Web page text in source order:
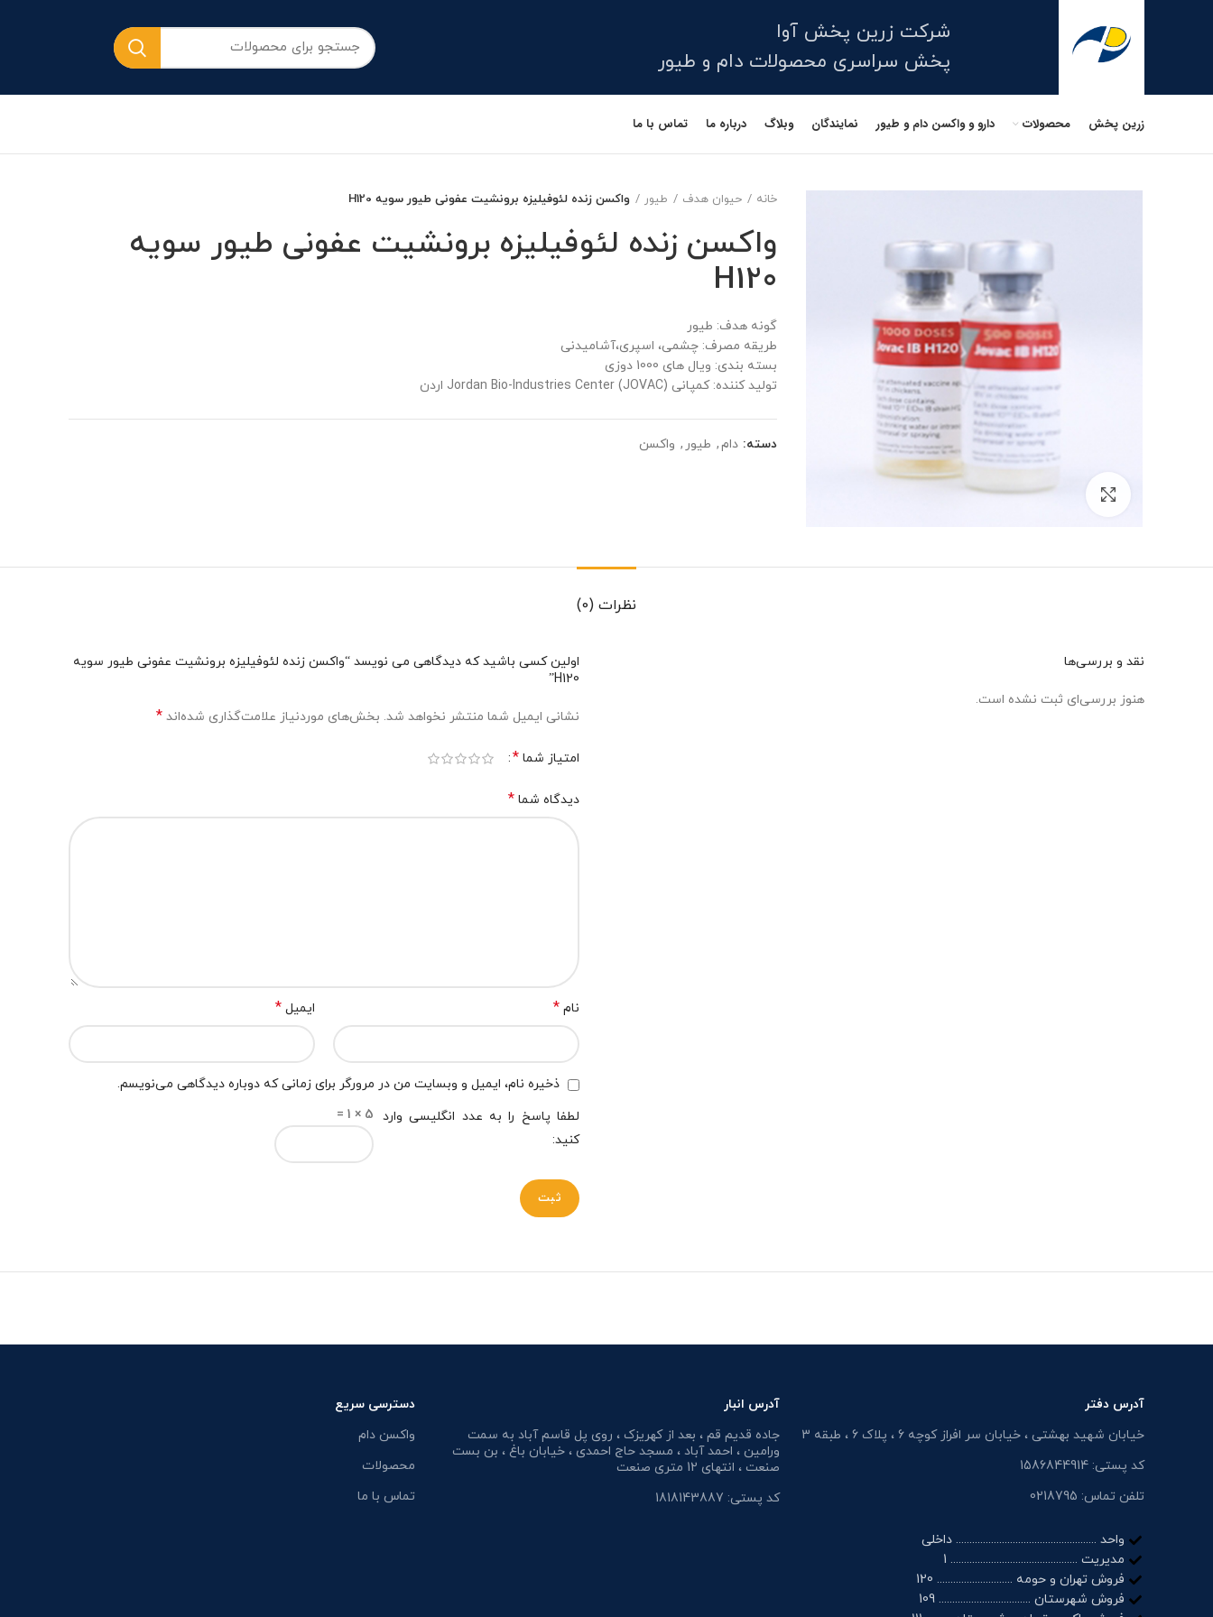
شرکت زرین پخش آوا
پخش سراسری محصولات دام و طیور
زرین پخش محصولات دارو و واکسن دام و طیور نمایندگان وبلاگ درباره ما تماس با ما
برای بزرگنمایی کلیک کنید
خانه حیوان هدف طیور واکسن زنده لئوفیلیزه برونشیت عفونی طیور سویه H120
واکسن زنده لئوفیلیزه برونشیت عفونی طیور سویه
H120
گونه هدف: طیور
طریقه مصرف: چشمی، اسپری،آشامیدنی
بسته بندی: ویال های 1000 دوزی
تولید کننده:کمپانی Jordan Bio-Industries Center (JOVAC) اردن
دسته: دام, طیور , واکسن
نظرات (0)
نقد و بررسی‌ها
هنوز بررسی‌ای ثبت نشده است.
اولین کسی باشید که دیدگاهی می نویسد “واکسن زنده لئوفیلیزه برونشیت عفونی طیور سویه
H120”
نشانی ایمیل شما منتشر نخواهد شد. بخش‌های موردنیاز علامت‌گذاری شده‌اند *
امتیاز شما *
دیدگاه شما *
نام * ایمیل *
ذخیره نام، ایمیل و وبسایت من در مرورگر برای زمانی که دوباره دیدگاهی می‌نویسم.
لطفا پاسخ را به عدد انگلیسی وارد
کنید:
5 × 1 =
آدرس دفتر
خیابان شهید بهشتی ، خیابان سر افراز کوچه 6 ، پلاک 6 ، طبقه 3
کد پستی: 1586844914
تلفن تماس: 0218795
واحد .................................................... داخلی
مدیریت ............................................... 1
فروش تهران و حومه ............................ 120
فروش شهرستان .................................. 109
آدرس انبار
جاده قدیم قم ، بعد از کهریزک ، روی پل قاسم آباد به سمت
ورامین ، احمد آباد ، مسجد حاج احمدی ، خیابان باغ ، بن بست
صنعت ، انتهای 12 متری صنعت
کد پستی: 1818143887
دسترسی سریع
واکسن دام
محصولات
تماس با ما